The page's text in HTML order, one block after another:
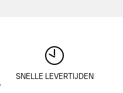
SNELLE LEVERTIJDEN